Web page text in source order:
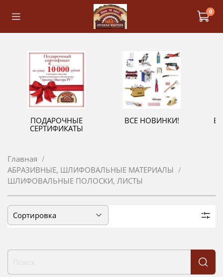
0
ПОДАРОЧНЫЕ
СЕРТИФИКАТЫ
ВСЕ НОВИНКИ!
Главная
АБРАЗИВНЫЕ, ШЛИФОВАЛЬНЫЕ МАТЕРИАЛЫ
ШЛИФОВАЛЬНЫЕ ПОЛОСКИ, ЛИСТЫ